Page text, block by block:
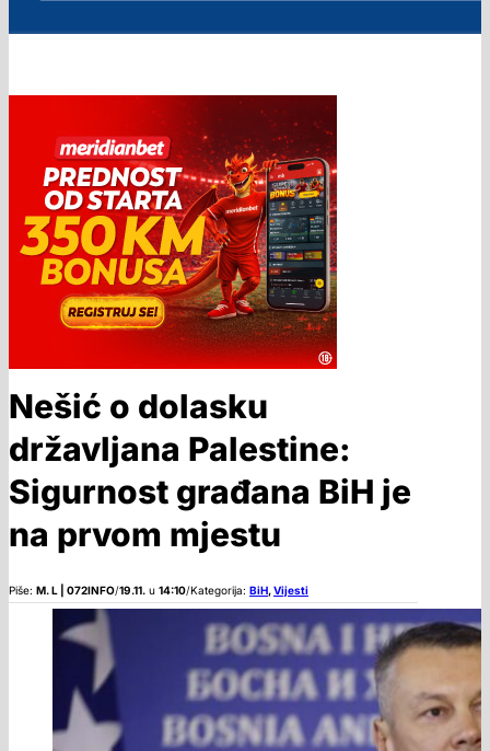
Nešić o dolasku
državljana Palestine:
Sigurnost građana BiH je
na prvom mjestu
Piše: M. L | 072INFO/19.11. u 14:10/Kategorija: BiH,Vijesti